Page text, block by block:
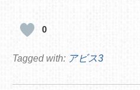
0
Tagged with: アビス3